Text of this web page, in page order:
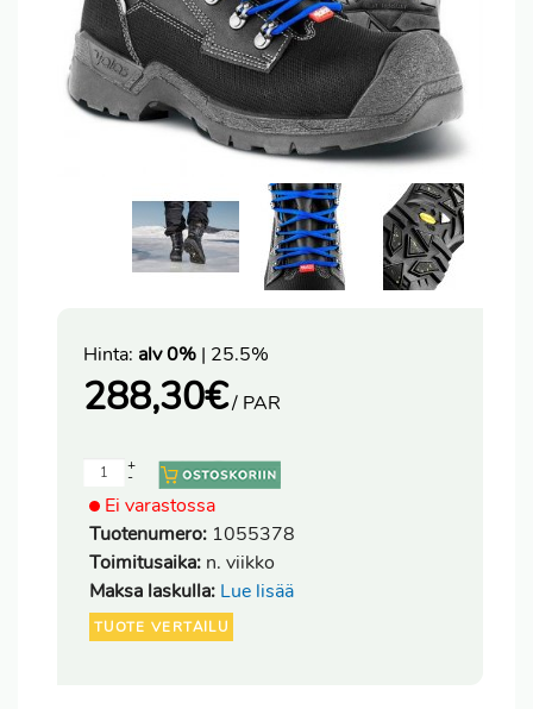
Hinta: alv 0% | 25.5%
288,30€/ PAR
-
+
Ei varastossa
Tuotenumero: 1055378
Toimitusaika: n. viikko
Maksa laskulla: Lue lisää
TUOTE VERTAILU